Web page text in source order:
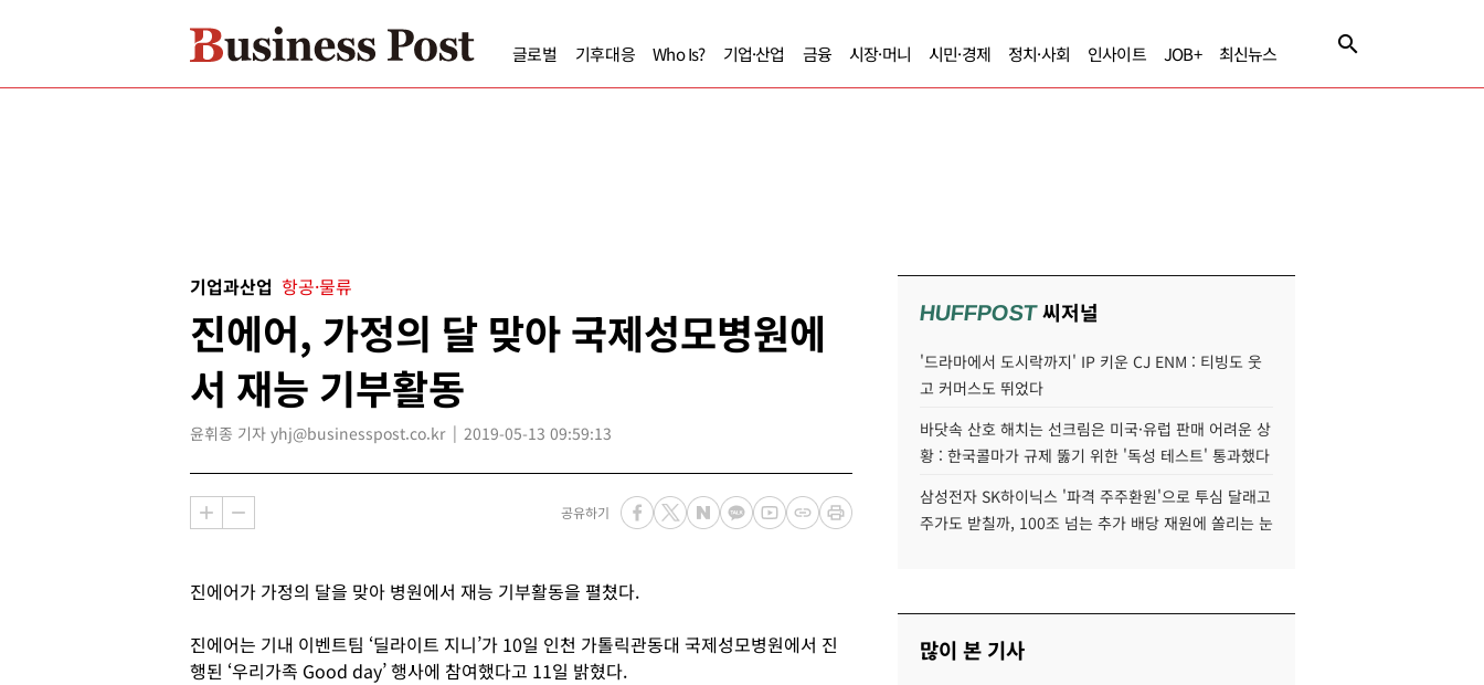
글로벌 기후대응 Who Is? 기업·산업 금융 시장·머니 시민·경제 정치·사회 인사이트 JOB+ 최신뉴스
기업과산업 항공·물류
진에어, 가정의 달 맞아 국제성모병원에
서 재능 기부활동
윤휘종 기자 yhj@businesspost.co.kr 2019-05-13 09:59:13
공유하기
진에어가 가정의 달을 맞아 병원에서 재능 기부활동을 펼쳤다.
진에어는 기내 이벤트팀 ‘딜라이트 지니’가 10일 인천 가톨릭관동대 국제성모병원에서 진
행된 ‘우리가족 Good day’ 행사에 참여했다고 11일 밝혔다.
HUFFPOST씨저널
'드라마에서 도시락까지' IP 키운 CJ ENM : 티빙도 웃
고 커머스도 뛰었다
바닷속 산호 해치는 선크림은 미국·유럽 판매 어려운 상
황 : 한국콜마가 규제 뚫기 위한 '독성 테스트' 통과했다
삼성전자 SK하이닉스 '파격 주주환원'으로 투심 달래고
주가도 받칠까, 100조 넘는 추가 배당 재원에 쏠리는 눈
많이 본 기사